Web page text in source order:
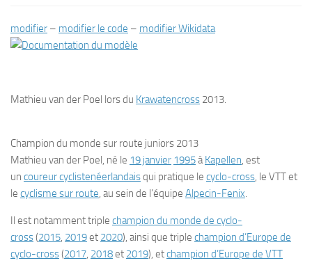
modifier – modifier le code – modifier Wikidata
Mathieu van der Poel lors du Krawatencross 2013.
Champion du monde sur route juniors 2013
Mathieu van der Poel, né le 19 janvier 1995àKapellen, est
un coureur cyclistenéerlandaisqui pratique le cyclo-cross, le VTT et
le cyclisme sur route, au sein de l’équipe Alpecin-Fenix.
Il est notamment triple champion du monde de cyclo-
cross(2015, 2019et 2020), ainsi que triple champion d’Europe de
cyclo-cross(2017, 2018et 2019), etchampion d’Europe de VTT